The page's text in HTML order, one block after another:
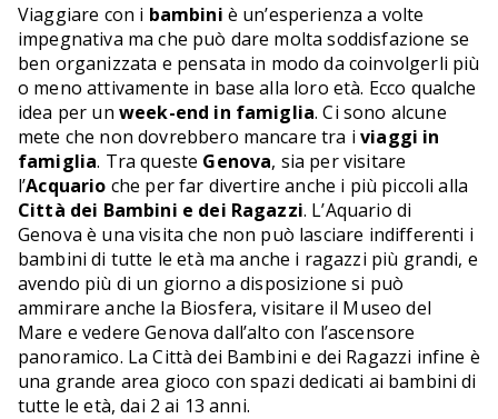
Viaggiare con i bambini è un’esperienza a volte
impegnativa ma che può dare molta soddisfazione se
ben organizzata e pensata in modo da coinvolgerli più
o meno attivamente in base alla loro età. Ecco qualche
idea per un week-end in famiglia. Ci sono alcune
mete che non dovrebbero mancare tra iviaggi in
famiglia. Tra queste Genova, sia per visitare
l’Acquario che per far divertire anche i più piccoli alla
Città dei Bambini e dei Ragazzi. L’Aquario di
Genova è una visita che non può lasciare indifferenti i
bambini di tutte le età ma anche i ragazzi più grandi, e
avendo più di un giorno a disposizione si può
ammirare anche la Biosfera, visitare il Museo del
Mare e vedere Genova dall’alto con l’ascensore
panoramico. La Città dei Bambini e dei Ragazzi infine è
una grande area gioco con spazi dedicati ai bambini di
tutte le età, dai 2 ai 13 anni.